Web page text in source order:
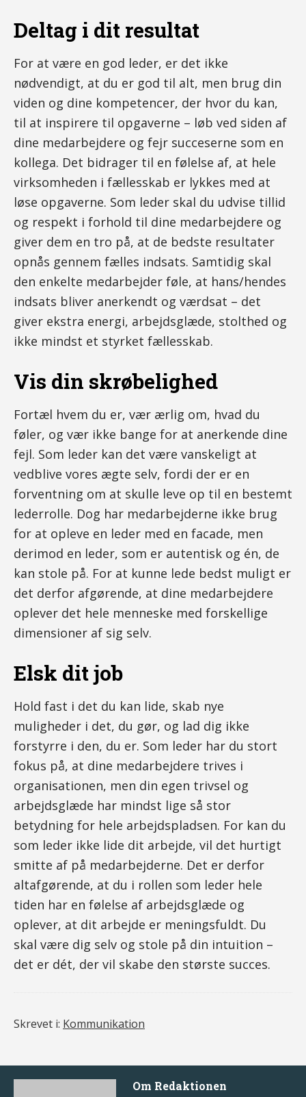
Deltag i dit resultat
For at være en god leder, er det ikke
nødvendigt, at du er god til alt, men brug din
viden og dine kompetencer, der hvor du kan,
til at inspirere til opgaverne – løb ved siden af
dine medarbejdere og fejr succeserne som en
kollega. Det bidrager til en følelse af, at hele
virksomheden i fællesskab er lykkes med at
løse opgaverne. Som leder skal du udvise tillid
og respekt i forhold til dine medarbejdere og
giver dem en tro på, at de bedste resultater
opnås gennem fælles indsats. Samtidig skal
den enkelte medarbejder føle, at hans/hendes
indsats bliver anerkendt og værdsat – det
giver ekstra energi, arbejdsglæde, stolthed og
ikke mindst et styrket fællesskab.
Vis din skrøbelighed
Fortæl hvem du er, vær ærlig om, hvad du
føler, og vær ikke bange for at anerkende dine
fejl. Som leder kan det være vanskeligt at
vedblive vores ægte selv, fordi der er en
forventning om at skulle leve op til en bestemt
lederrolle. Dog har medarbejderne ikke brug
for at opleve en leder med en facade, men
derimod en leder, som er autentisk og én, de
kan stole på. For at kunne lede bedst muligt er
det derfor afgørende, at dine medarbejdere
oplever det hele menneske med forskellige
dimensioner af sig selv.
Elsk dit job
Hold fast i det du kan lide, skab nye
muligheder i det, du gør, og lad dig ikke
forstyrre i den, du er. Som leder har du stort
fokus på, at dine medarbejdere trives i
organisationen, men din egen trivsel og
arbejdsglæde har mindst lige så stor
betydning for hele arbejdspladsen. For kan du
som leder ikke lide dit arbejde, vil det hurtigt
smitte af på medarbejderne. Det er derfor
altafgørende, at du i rollen som leder hele
tiden har en følelse af arbejdsglæde og
oplever, at dit arbejde er meningsfuldt. Du
skal være dig selv og stole på din intuition –
det er dét, der vil skabe den største succes.
Skrevet i: Kommunikation
Om Redaktionen